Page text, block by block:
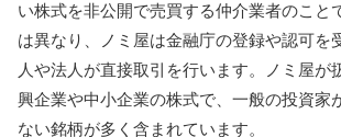
い株式を非公開で売買する仲介業者のこと
は異なり、ノミ屋は金融庁の登録や認可を
人や法人が直接取引を行います。ノミ屋が
興企業や中小企業の株式で、一般の投資家
ない銘柄が多く含まれています。